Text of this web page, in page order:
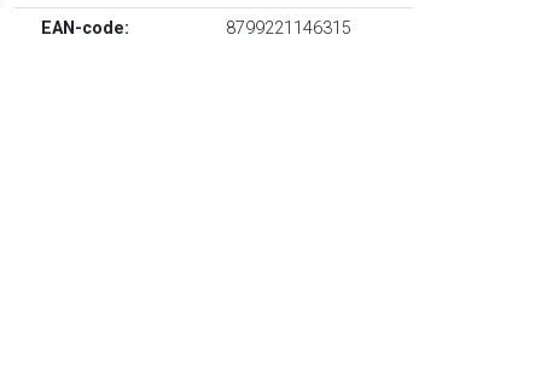
EAN-code:
8799221146315